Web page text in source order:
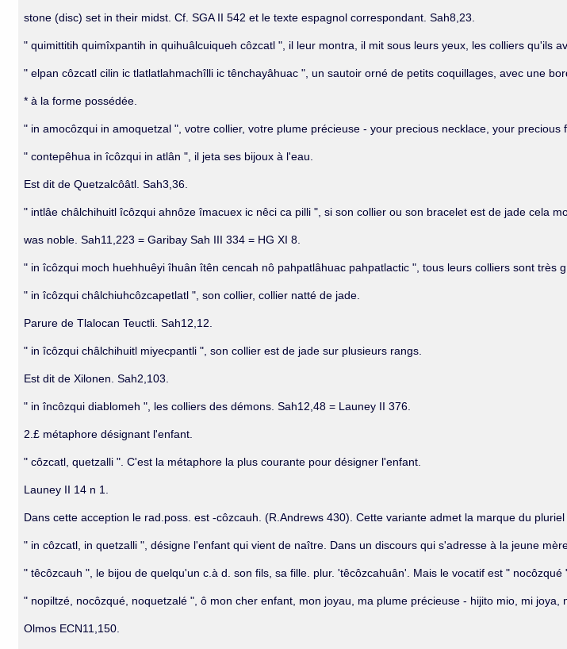
stone (disc) set in their midst. Cf. SGA II 542 et le texte espagnol correspondant. Sah8,23.
" quimittitih quimîxpantih in quihuâlcuiqueh côzcatl ", il leur montra, il mit sous leurs yeux, les colliers qu'ils
" elpan côzcatl cilin ic tlatlatlahmachîlli ic tênchayâhuac ", un sautoir orné de petits coquillages, avec une
* à la forme possédée.
" in amocôzqui in amoquetzal ", votre collier, votre plume précieuse - your precious necklace, your
" contepêhua in îcôzqui in atlân ", il jeta ses bijoux à l'eau.
Est dit de Quetzalcôâtl. Sah3,36.
" intlâe châlchihuitl îcôzqui ahnôze îmacuex ic nêci ca pilli ", si son collier ou son bracelet est de jade cela
was noble. Sah11,223 = Garibay Sah III 334 = HG XI 8.
" in îcôzqui moch huehhuêyi îhuân îtên cencah nô pahpatlâhuac pahpatlactic ", tous leurs colliers sont très
" in îcôzqui châlchiuhcôzcapetlatl ", son collier, collier natté de jade.
Parure de Tlalocan Teuctli. Sah12,12.
" in îcôzqui châlchihuitl miyecpantli ", son collier est de jade sur plusieurs rangs.
Est dit de Xilonen. Sah2,103.
" in încôzqui diablomeh ", les colliers des démons. Sah12,48 = Launey II 376.
2.£ métaphore désignant l'enfant.
" côzcatl, quetzalli ". C'est la métaphore la plus courante pour désigner l'enfant.
Launey II 14 n 1.
Dans cette acception le rad.poss. est -côzcauh. (R.Andrews 430). Cette variante admet la marque du
" in côzcatl, in quetzalli ", désigne l'enfant qui vient de naître. Dans un discours qui s'adresse à la jeune
" têcôzcauh ", le bijou de quelqu'un c.à d. son fils, sa fille. plur. 'têcôzcahuân'. Mais le vocatif est " nocôzqué
" nopiltzé, nocôzqué, noquetzalé ", ô mon cher enfant, mon joyau, ma plume précieuse - hijito mio, mi joya,
Olmos ECN11,150.